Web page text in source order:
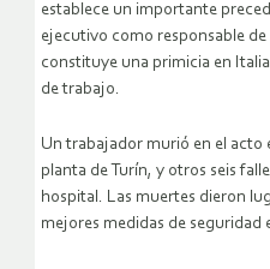
establece un importante
ejecutivo como responsable
constituye una primicia en
de trabajo.
Un trabajador murió en el acto
planta de Turín, y otros seis
hospital. Las muertes dieron
mejores medidas de seguridad